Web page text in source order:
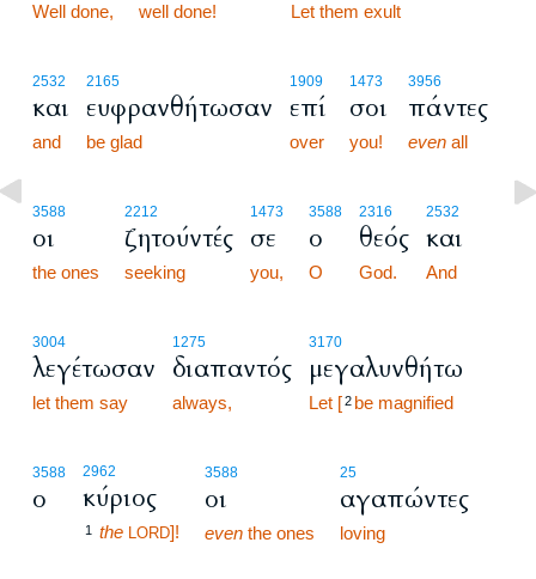
Well done, well done! Let them exult
2532
και
and
2165
ευφρανθήτωσαν
be glad
1909
επί
over
1473
σοι
you!
3956
πάντες
even all
3588
οι
the ones
2212
ζητούντές
seeking
1473
σε
you,
3588
ο
O
2316
θεός
God.
2532
και
And
3004
λεγέτωσαν
let them say
1275
διαπαντός
always,
3170
μεγαλυνθήτω
Let [2 be magnified
3588
ο
2962
κύριος
1 the LORD]!
3588
οι
even the ones
25
αγαπώντες
loving